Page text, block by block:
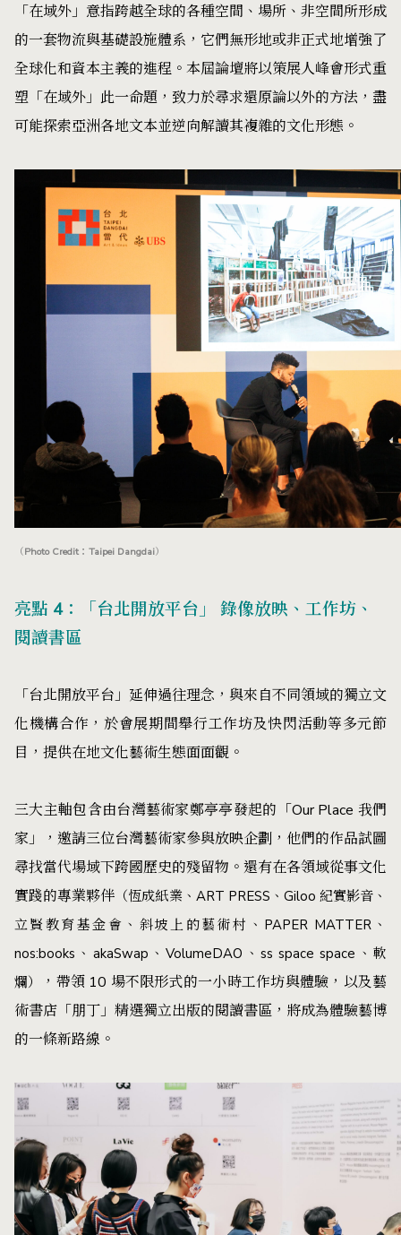
「在域外」意指跨越全球的各種空間、場所、非空間所形成
的一套物流與基礎設施體系，它們無形地或非正式地增強了
全球化和資本主義的進程。本屆論壇將以策展人峰會形式重
塑「在域外」此一命題，致力於尋求還原論以外的方法，盡
可能探索亞洲各地文本並逆向解讀其複雜的文化形態。
（Photo Credit：Taipei Dangdai）
亮點 4：「台北開放平台」 錄像放映、工作坊、
閱讀書區
「台北開放平台」延伸過往理念，與來自不同領域的獨立文
化機構合作，於會展期間舉行工作坊及快閃活動等多元節
目，提供在地文化藝術生態面面觀。
三大主軸包含由台灣藝術家鄭亭亭發起的「Our Place 我們
家」，邀請三位台灣藝術家參與放映企劃，他們的作品試圖
尋找當代場域下跨國歷史的殘留物。還有在各領域從事文化
實踐的專業夥伴 （恆成紙業、ART PRESS、Giloo 紀實影音、
立賢教育基金會、斜坡上的藝術村、PAPER MATTER、
nos:books、akaSwap、VolumeDAO、ss space space、軟
爛）
，帶領 10 場不限形式的一小時工作坊與體驗，以及藝
術書店「朋丁」精選獨立出版的閱讀書區，將成為體驗藝博
的一條新路線。